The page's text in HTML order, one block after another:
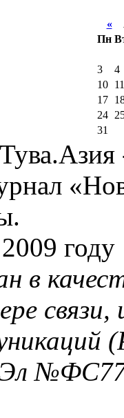
«
Пн
3
4
10
11
17
24
31
году
в